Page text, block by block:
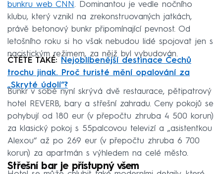
bunkru web CNN. Dominantou je vedle nočního
klubu, který vznikl na zrekonstruovaných jatkách,
právě betonový bunkr připomínající pevnost. Od
letošního roku si ho však nebudou lidé spojovat jen s
nacistickým režimem, za nějž byl vybudován.
ČTĚTE TAKÉ: Nejoblíbenější destinace Čechů
trochu jinak. Proč turisté mění opalování za
„Skryté údolí“?
Bunkr v sobě nyní skrývá dvě restaurace, pětipatrový
hotel REVERB, bary a střešní zahradu. Ceny pokojů se
pohybují od 180 eur (v přepočtu zhruba 4 500 korun)
za klasický pokoj s 55palcovou televizí a „asistentkou
Alexou“ až po 269 eur (v přepočtu zhruba 6 700
korun) za apartmán s výhledem na celé město.
Střešní bar je přístupný všem